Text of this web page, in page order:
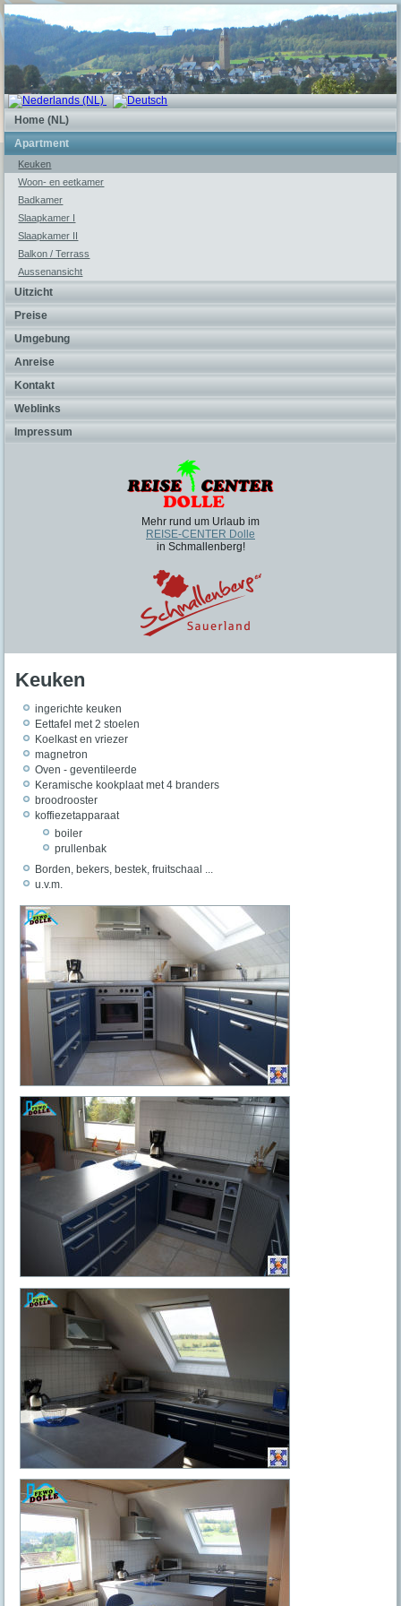
Home (NL)
Apartment
Keuken
Woon- en eetkamer
Badkamer
Slaapkamer I
Slaapkamer II
Balkon / Terrass
Aussenansicht
Uitzicht
Preise
Umgebung
Anreise
Kontakt
Weblinks
Impressum
Mehr rund um Urlaub im
REISE-CENTER Dolle
in Schmallenberg!
Keuken
ingerichte keuken
Eettafel met 2 stoelen
Koelkast en vriezer
magnetron
Oven - geventileerde
Keramische kookplaat met 4 branders
broodrooster
koffiezetapparaat
boiler
prullenbak
Borden, bekers, bestek, fruitschaal ...
u.v.m.